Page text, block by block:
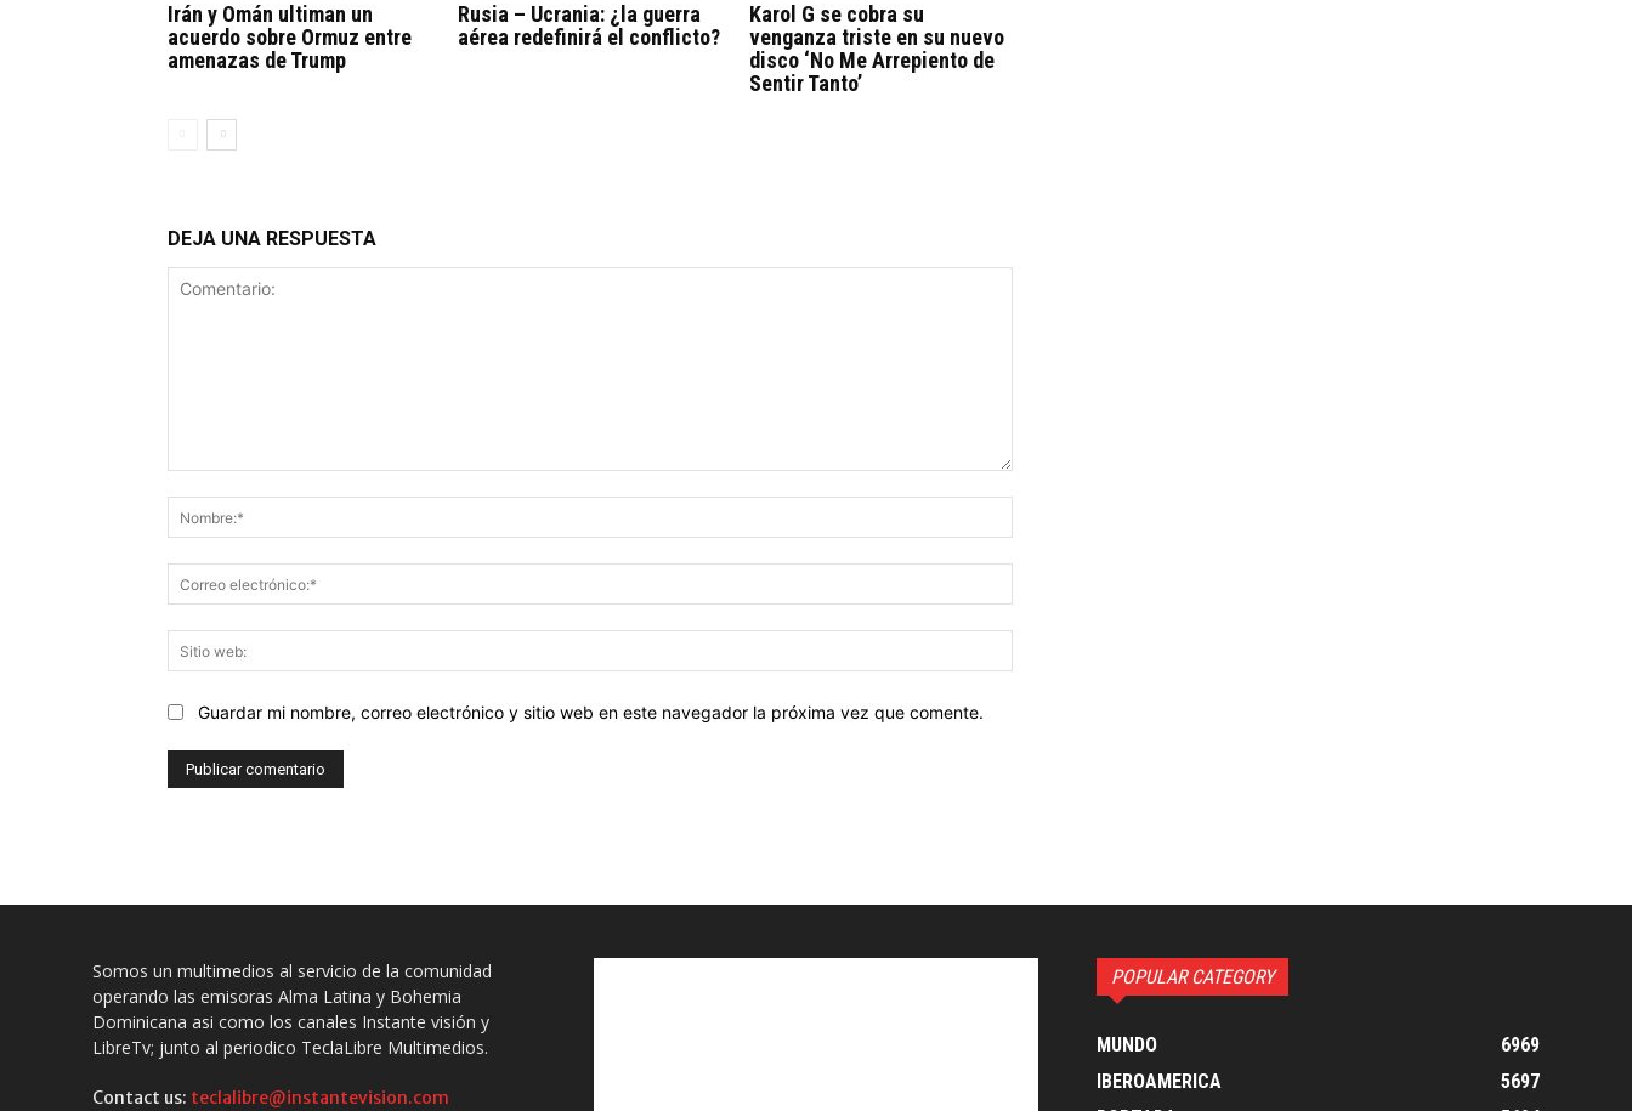
Irán y Omán ultiman un
acuerdo sobre Ormuz entre
amenazas de Trump
Rusia – Ucrania: ¿la guerra
aérea redefinirá el conflicto?
Karol G se cobra su
venganza triste en su nuevo
disco ‘No Me Arrepiento de
Sentir Tanto’
DEJA UNA RESPUESTA
electrónico:*
web:
Guardar mi nombre, correo electrónico y sitio web en este navegador la próxima vez que comente.
Somos un multimedios al servicio de la comunidad
operando las emisoras Alma Latina y Bohemia
Dominicana asi como los canales Instante visión y
LibreTv; junto al periodico TeclaLibre Multimedios.
Contact us: teclalibre@instantevision.com
POPULAR CATEGORY
MUNDO
6969
IBEROAMERICA
5697